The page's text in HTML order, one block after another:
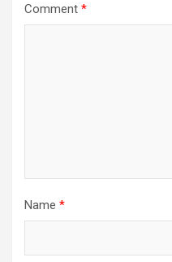
Comment *
Name *